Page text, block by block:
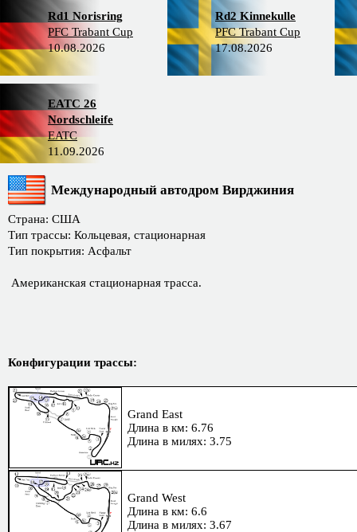
Rd1 Norisring
PFC Trabant Cup
10.08.2026
Rd2 Kinnekulle
PFC Trabant Cup
17.08.2026
EATC 26
Nordschleife
EATC
11.09.2026
Международный автодром Вирджиния
Страна: США
Тип трассы: Кольцевая, стационарная
Тип покрытия: Асфальт
Американская стационарная трасса.
Конфигурации трассы:
Grand East
Длина в км: 6.76
Длина в милях: 3.75
Grand West
Длина в км: 6.6
Длина в милях: 3.67